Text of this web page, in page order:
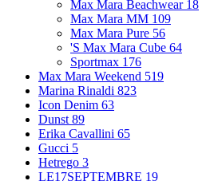
Max Mara Beachwear 18
Max Mara MM 109
Max Mara Pure 56
'S Max Mara Cube 64
Sportmax 176
Max Mara Weekend 519
Marina Rinaldi 823
Icon Denim 63
Dunst 89
Erika Cavallini 65
Gucci 5
Hetrego 3
LE17SEPTEMBRE 19